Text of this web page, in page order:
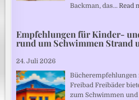
Backman, das…Read
Empfehlungen für Kinder-
rund um Schwimmen Strand
24. Juli 2026
Freibad Freibäder
zum Schwimmen